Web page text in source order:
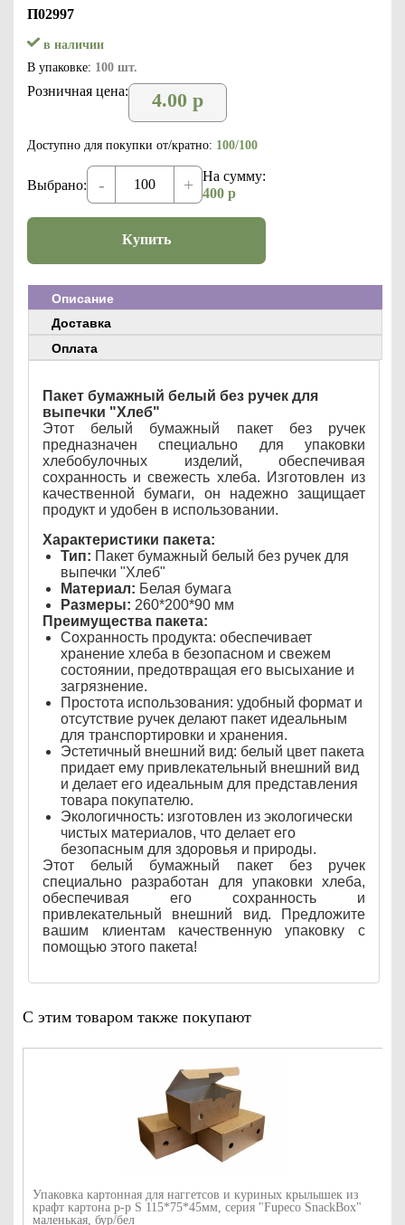
П02997
в наличии
В упаковке: 100 шт.
Розничная цена: 4.00 р
Доступно для покупки от/кратно: 100/100
Выбрано: - +
На сумму:
400 р
Купить
Описание
Доставка
Оплата
Пакет бумажный белый без ручек для
выпечки "Хлеб"
Этот белый бумажный пакет без ручек
предназначен специально для упаковки
хлебобулочных изделий, обеспечивая
сохранность и свежесть хлеба. Изготовлен из
качественной бумаги, он надежно защищает
продукт и удобен в использовании.
Характеристики пакета:
Тип: Пакет бумажный белый без ручек для
выпечки "Хлеб"
Материал: Белая бумага
Размеры: 260*200*90 мм
Преимущества пакета:
Сохранность продукта: обеспечивает
хранение хлеба в безопасном и свежем
состоянии, предотвращая его высыхание и
загрязнение.
Простота использования: удобный формат и
отсутствие ручек делают пакет идеальным
для транспортировки и хранения.
Эстетичный внешний вид: белый цвет пакета
придает ему привлекательный внешний вид
и делает его идеальным для представления
товара покупателю.
Экологичность: изготовлен из экологически
чистых материалов, что делает его
безопасным для здоровья и природы.
Этот белый бумажный пакет без ручек
специально разработан для упаковки хлеба,
обеспечивая его сохранность и
привлекательный внешний вид. Предложите
вашим клиентам качественную упаковку с
помощью этого пакета!
С этим товаром также покупают
Упаковка картонная для наггетсов и куриных крылышек из
крафт картона р-р S 115*75*45мм, серия "Fupeco SnackBox"
маленькая, бур/бел